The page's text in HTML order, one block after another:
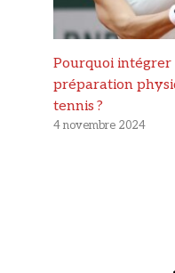
Pourquoi
préparation
tennis ?
4 novembre 2024